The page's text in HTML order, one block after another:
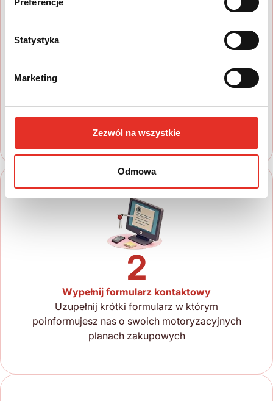
Statystyka
Marketing
Zezwól na wszystkie
Odmowa
oczekiwania
2
Wypełnij formularz kontaktowy
Uzupełnij krótki formularz w którym
poinformujesz nas o swoich motoryzacyjnych
planach zakupowych